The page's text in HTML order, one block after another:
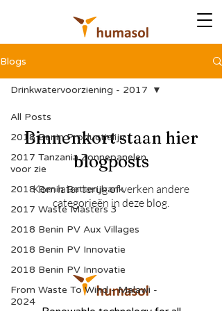
Blogs
All Posts
2018 Benin Productielijn
2017 Tanzania Zonnepanelen
voor zie
2018 Benin Batterijbank
2017 Waste Masters 3
2018 Benin PV Aux Villages
2018 Benin PV Innovatie
2018 Benin PV Innovatie
From Waste To Wind - Malawi -
2024
Drinkwatervoorziening - 2017
Binnenkort staan hier
blogposts
Kom later terug of verken andere
categorieën in deze blog.